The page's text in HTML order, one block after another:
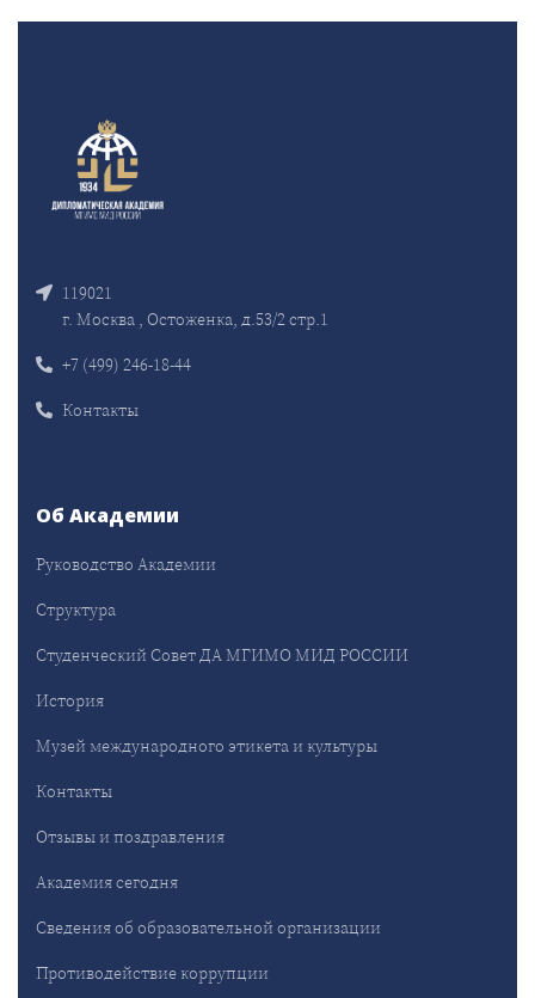
119021
г. Москва , Остоженка, д.53/2 стр.1
+7 (499) 246-18-44
Контакты
Об Академии
Руководство Академии
Структура
Студенческий Совет ДА МГИМО МИД РОССИИ
История
Музей международного этикета и культуры
Контакты
Отзывы и поздравления
Академия сегодня
Сведения об образовательной организации
Противодействие коррупции